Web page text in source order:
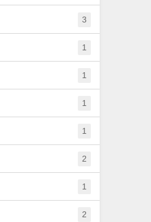
3
1
1
1
1
2
1
2